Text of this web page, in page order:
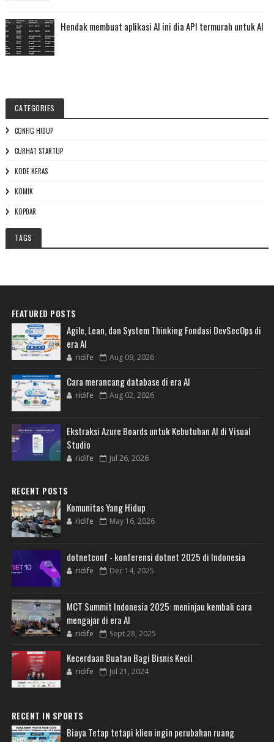
Hendak membuat aplikasi AI ini dia API termurah untuk AI
CATEGORIES
CONFIG HIDUP
CURHAT STARTUP
KODE KERAS
KOMIK
KOPDAR
TAGS
FEATURED POSTS
Agile, Lean, dan System Thinking Fondasi DevSecOps di
era AI
ridife Aug 09, 2026
Cara merancang database di era AI
ridife Aug 02, 2026
Ekstraksi Azure Boards untuk Kebutuhan AI di Visual
Studio
ridife Jul 26, 2026
RECENT POSTS
Komunitas Yang Hidup
ridife May 16, 2026
dotnetconf - konferensi dotnet 2025 di Indonesia
ridife Dec 14, 2025
MCT Summit Indonesia 2025: meninjau kembali cara
mengajar di era AI
ridife Sept 28, 2025
Kecerdaan Buatan Bagi Bisnis Kecil
ridife Jul 21, 2024
RECENT IN SPORTS
Biaya Tetap tetapi klien ingin perubahan ruang